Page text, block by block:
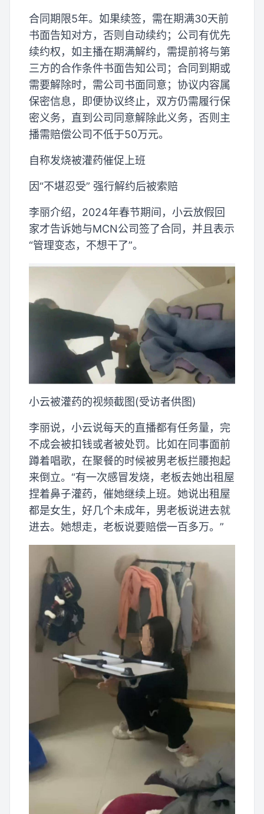
合同期限5年。如果续签，需在期满30天前
书面告知对方，否则自动续约；公司有优先
续约权，如主播在期满解约，需提前将与第
三方的合作条件书面告知公司；合同到期或
需要解除时，需公司书面同意；协议内容属
保密信息，即便协议终止，双方仍需履行保
密义务，直到公司同意解除此义务，否则主
播需赔偿公司不低于50万元。
自称发烧被灌药催促上班
因“不堪忍受” 强行解约后被索赔
李丽介绍，2024年春节期间，小云放假回
家才告诉她与MCN公司签了合同，并且表示
“管理变态，不想干了”。
小云被灌药的视频截图(受访者供图)
李丽说，小云说每天的直播都有任务量，完
不成会被扣钱或者被处罚。比如在同事面前
蹲着唱歌，在聚餐的时候被男老板拦腰抱起
来倒立。“有一次感冒发烧，老板去她出租屋
捏着鼻子灌药，催她继续上班。她说出租屋
都是女生，好几个未成年，男老板说进去就
进去。她想走，老板说要赔偿一百多万。”